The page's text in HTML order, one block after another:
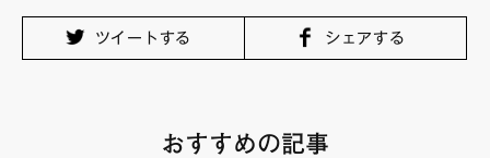
ツイートする シェアする
おすすめの記事